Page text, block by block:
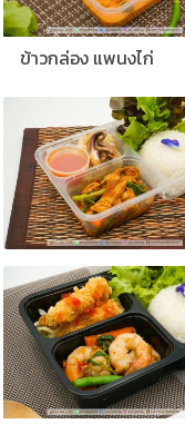
ข้าวกล่อง แพนงไก่